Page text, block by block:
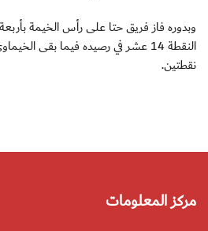
وبدوره فاز فريق حتا على رأس الخيمة
النقطة 14 عشر في رصيده فيما بقى
نقطتين.
مركز المعلومات